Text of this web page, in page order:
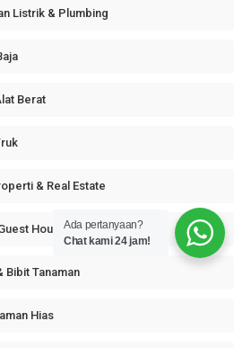
Listrik & Plumbing
Berat
& Real Estate
House
Bibit Tanaman
Hias
Ada pertanyaan?
Chat kami 24 jam!